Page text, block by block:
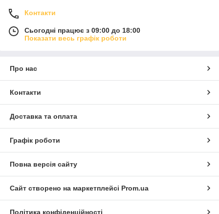
Контакти
Сьогодні працює з 09:00 до 18:00
Показати весь графік роботи
Про нас
Контакти
Доставка та оплата
Графік роботи
Повна версія сайту
Сайт створено на маркетплейсі Prom.ua
Політика конфіденційності